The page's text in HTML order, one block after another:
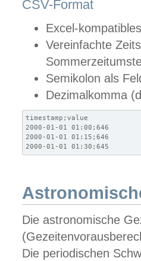
CSV-Format
Excel-
Vereinfachte
Semikolon als
Dezimalkomma
timestamp;value
2000-01-01 01:00;646
2000-01-01 01:15;646
2000-01-01 01:30;645
Die astronomische
Die periodischen